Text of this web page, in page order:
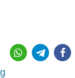
578